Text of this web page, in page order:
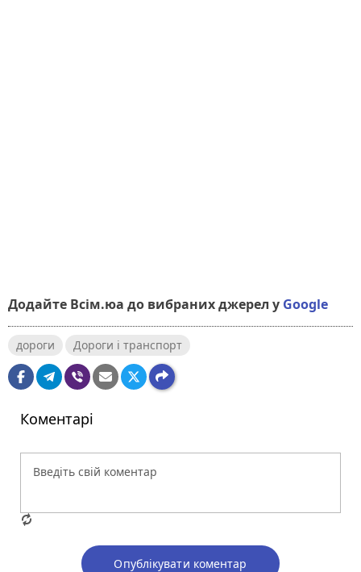
Додайте Всім.юа до вибраних джерел у Google
дороги Дороги і транспорт
Коментарі
Опублікувати коментар